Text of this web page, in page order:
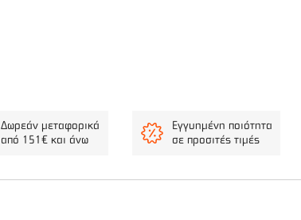
Δωρεάν μεταφορικά
από 151€ και άνω
Εγγυημένη ποιότητα
σε προσιτές τιμές